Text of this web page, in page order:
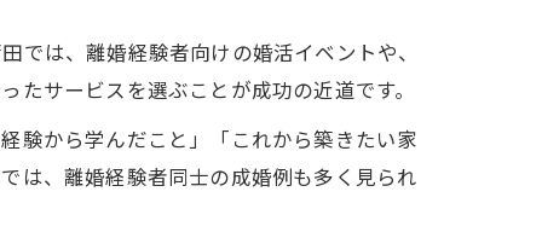
では、離婚経験者向けの婚活イベントや、
サービスを選ぶことが成功の近道です。
験から学んだこと」「これから築きたい家
は、離婚経験者同士の成婚例も多く見られ